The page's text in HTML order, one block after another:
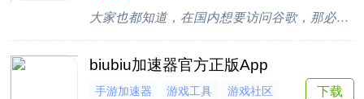
大家也都知道，在国内想要访问谷歌，那必须要使用到加速器，不然是没办法打开的，国外用国内的软件也是一样的，无论是玩游戏还是打开软件，都需要利用加速器通道，本次为大家带来的Golink加速器手机版，是一款专为海外华人提供的访问游戏的加速平台，可以满足海外华人看国内视频、听音乐、
biubiu加速器官方正版App
手游加速器 游戏工具
游戏社区
下载